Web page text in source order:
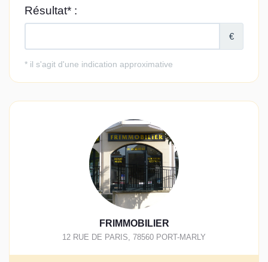
FRIMMOBILIER
12 RUE DE PARIS, 78560 PORT-MARLY